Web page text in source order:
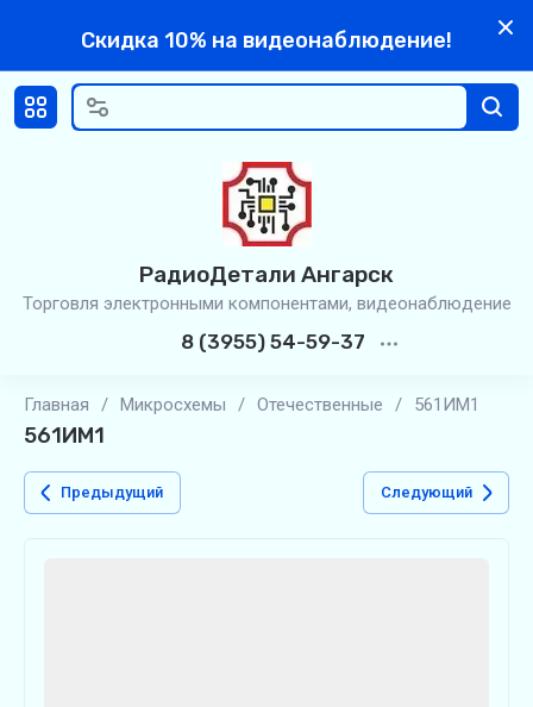
Скидка 10% на видеонаблюдение!
РадиоДетали Ангарск
Торговля электронными компонентами, видеонаблюдение
8 (3955) 54-59-37
Главная / Микросхемы / Отечественные / 561ИМ1
561ИМ1
Предыдущий Следующий